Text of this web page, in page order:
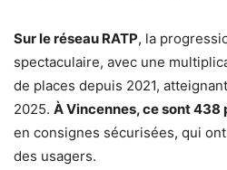
Sur le réseau RATP, la
spectaculaire, avec une
de places depuis 2021,
2025. À Vincennes, ce sont 438
en consignes sécurisées, qui
des usagers.